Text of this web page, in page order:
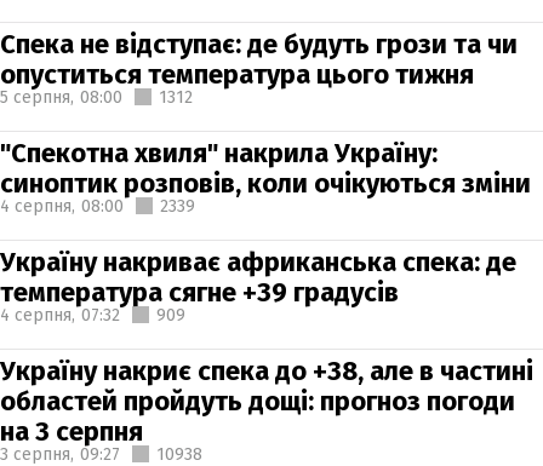
Спека не відступає: де будуть грози та чи
опуститься температура цього тижня
5 серпня, 08:00 1312
"Спекотна хвиля" накрила Україну:
синоптик розповів, коли очікуються зміни
4 серпня, 08:00 2339
Україну накриває африканська спека: де
температура сягне +39 градусів
4 серпня, 07:32 909
Україну накриє спека до +38, але в частині
областей пройдуть дощі: прогноз погоди
на 3 серпня
3 серпня, 09:27 10938